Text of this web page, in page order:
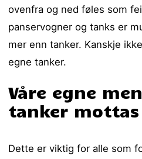
ovenfra og ned føles som
panservogner og tanks er
mer enn tanker. Kanskje
egne tanker.
Våre egne
tanker mottas
Dette er viktig for alle som